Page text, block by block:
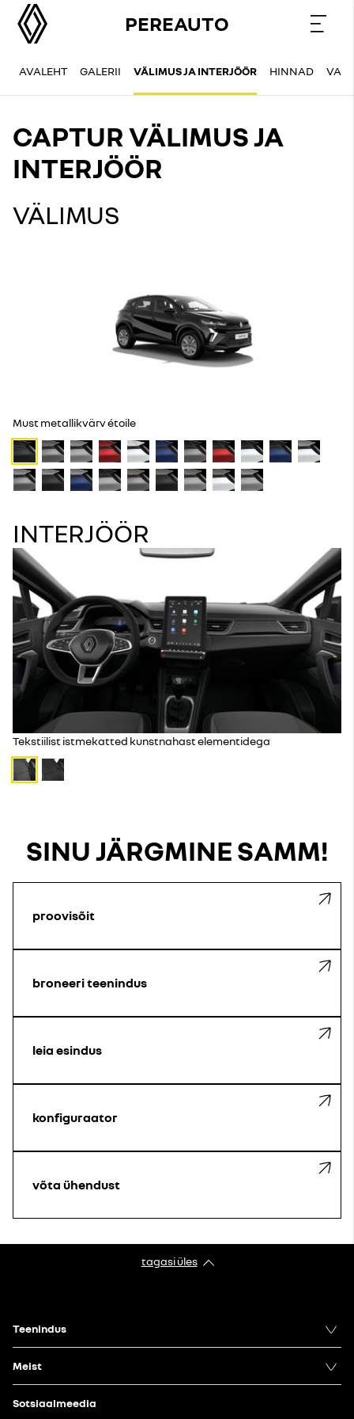
PEREAUTO
AVALEHT GALERII VÄLIMUS JA INTERJÖÖR HINNAD
CAPTUR VÄLIMUS JA
INTERJÖÖR
VÄLIMUS
Must metallikvärv étoile
INTERJÖÖR
Tekstiilist istmekatted kunstnahast elementidega
SINU JÄRGMINE SAMM!
proovisõit
broneeri teenindus
leia esindus
konfiguraator
võta ühendust
tagasi üles
Teenindus
Meist
Sotsiaalmeedia